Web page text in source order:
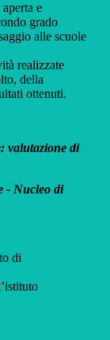
e
grado
alle scuole
realizzate
della
ottenuti.
valutazione di
- Nucleo di
di